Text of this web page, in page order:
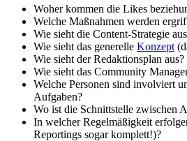
Woher kommen die Likes
Welche Maßnahmen werden
Wie sieht die Content-Strategie
Wie sieht das generelle Konzept
Wie sieht der Redaktionsplan
Wie sieht das Community
Welche Personen sind involviert
Aufgaben?
Wo ist die Schnittstelle zwischen
In welcher Regelmäßigkeit
Reportings sogar komplett!)?